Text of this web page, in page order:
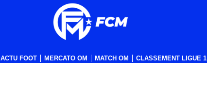
ACTU FOOT MERCATO OM MATCH OM CLASSEMENT LIGUE 1